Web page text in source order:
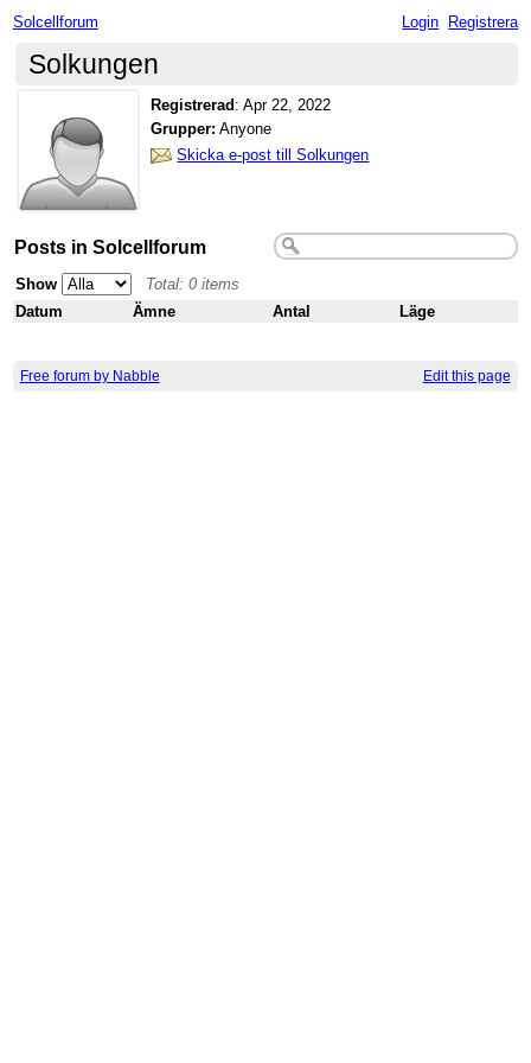
Solcellforum Login Registrera
Solkungen
Registrerad :Apr 22, 2022
Grupper: Anyone
Skicka e-post till Solkungen
Posts in Solcellforum
Show
Total: 0 items
Datum
Ämne Antal Läge
Free forum by Nabble Edit this page